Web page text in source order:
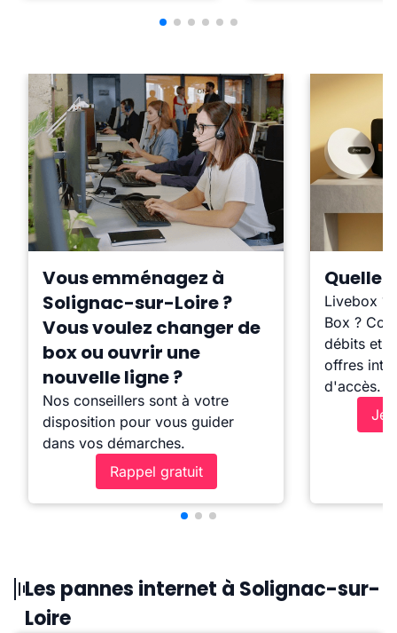
Vous emménagez à
Solignac-sur-Loire ?
Vous voulez changer de
box ou ouvrir une
nouvelle ligne ?
Nos conseillers sont à votre
disposition pour vous guider
dans vos démarches.
Rappel gratuit
Quelle
Livebox ?
Box ?
débits et
offres
d'accès.
Je
Les pannes internet à Solignac-sur-
Loire